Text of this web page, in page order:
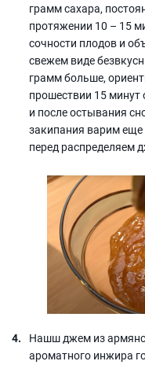
грамм сахара,
протяжении 10 – 15
сочности плодов и
свежем виде
грамм больше,
прошествии 15
и после остывания
закипания варим
перед распределяем
Нашш джем из
ароматного инжира